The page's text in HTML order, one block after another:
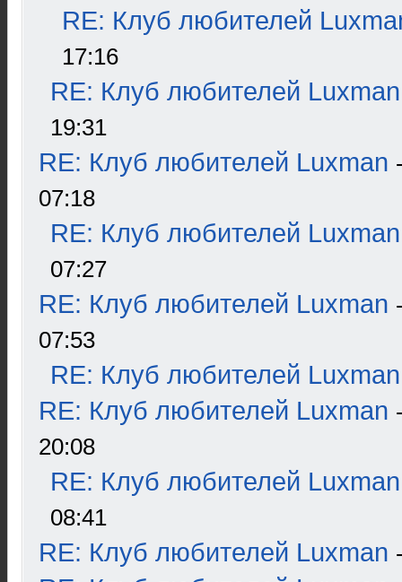
RE: Клуб любителей
17:16
RE: Клуб любителей Luxman
19:31
RE: Клуб любителей Luxman
07:18
RE: Клуб любителей Luxman
07:27
RE: Клуб любителей Luxman
07:53
RE: Клуб любителей Luxman
RE: Клуб любителей Luxman
20:08
RE: Клуб любителей Luxman
08:41
RE: Клуб любителей Luxman